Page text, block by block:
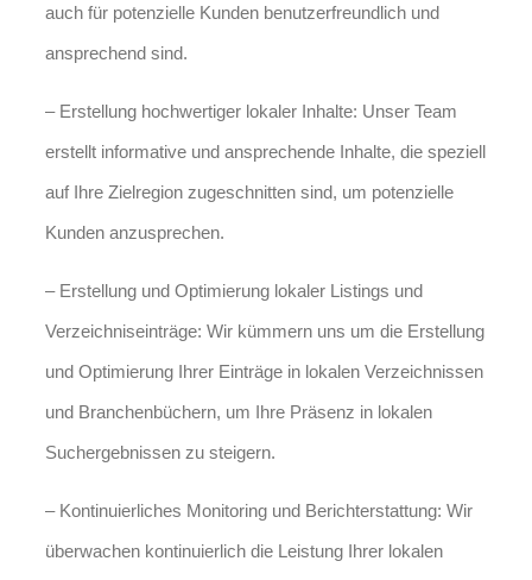
auch für potenzielle Kunden benutzerfreundlich und
ansprechend sind.
– Erstellung hochwertiger lokaler Inhalte: Unser Team
erstellt informative und ansprechende Inhalte, die speziell
auf Ihre Zielregion zugeschnitten sind, um potenzielle
Kunden anzusprechen.
– Erstellung und Optimierung lokaler Listings und
Verzeichniseinträge: Wir kümmern uns um die Erstellung
und Optimierung Ihrer Einträge in lokalen Verzeichnissen
und Branchenbüchern, um Ihre Präsenz in lokalen
Suchergebnissen zu steigern.
– Kontinuierliches Monitoring und Berichterstattung: Wir
überwachen kontinuierlich die Leistung Ihrer lokalen